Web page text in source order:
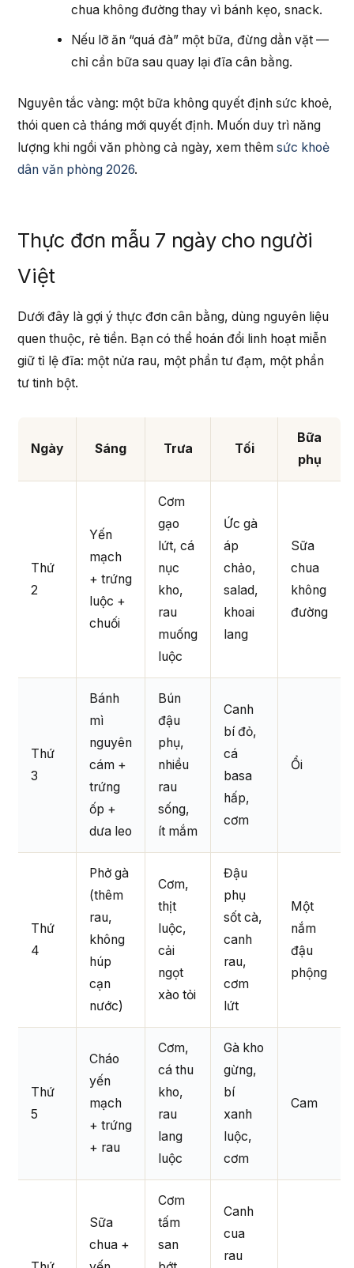
chua không đường thay vì bánh kẹo, snack.
Nếu lỡ ăn “quá đà” một bữa, đừng dằn vặt —
chỉ cần bữa sau quay lại đĩa cân bằng.
Nguyên tắc vàng: một bữa không quyết định sức khoẻ,
thói quen cả tháng mới quyết định. Muốn duy trì năng
lượng khi ngồi văn phòng cả ngày, xem thêmsức khoẻ
dân văn phòng 2026.
Thực đơn mẫu 7 ngày cho người
Việt
Dưới đây là gợi ý thực đơn cân bằng, dùng nguyên liệu
quen thuộc, rẻ tiền. Bạn có thể hoán đổi linh hoạt miễn
giữ tỉ lệ đĩa: một nửa rau, một phần tư đạm, một phần
tư tinh bột.
Ngày Sáng Trưa Tối
Bữa
phụ
Thứ
2
Yến
mạch
+ trứng
luộc +
chuối
Cơm
gạo
lứt, cá
nục
kho,
rau
muống
luộc
Ức gà
áp
chảo,
salad,
khoai
lang
Sữa
chua
không
đường
Thứ
3
Bánh
mì
nguyên
cám +
trứng
ốp +
dưa leo
Bún
đậu
phụ,
nhiều
rau
sống,
ít mắm
Canh
bí đỏ,
cá
basa
hấp,
cơm
Ổi
Thứ
4
Phở gà
(thêm
rau,
không
húp
cạn
nước)
Cơm,
thịt
luộc,
cải
ngọt
xào tỏi
Đậu
phụ
sốt cà,
canh
rau,
cơm
lứt
Một
nắm
đậu
phộng
Thứ
5
Cháo
yến
mạch
+ trứng
+ rau
Cơm,
cá thu
kho,
rau
lang
luộc
Gà kho
gừng,
bí
xanh
luộc,
cơm
Cam
Sữa
chua +
Cơm
tấm
san
Canh
cua
rau